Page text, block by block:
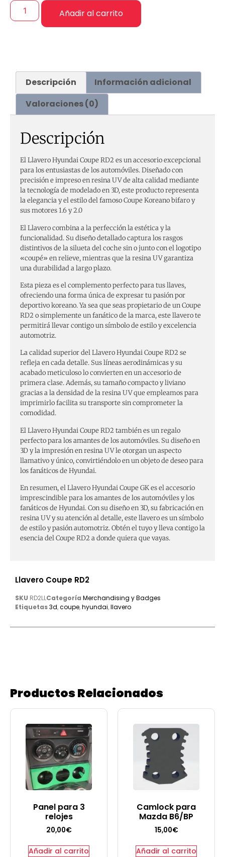
Añadir al carrito
Productos Relacionados
Panel para 3
relojes
20,00€
Añadir al carrito
Camlock para
Mazda B6/BP
15,00€
Añadir al carrito
Descripción
Información adicional
Valoraciones (0)
Descripción
El Llavero Hyundai Coupe RD2 es un accesorio excepcional
para los entusiastas de los automóviles. Diseñado con
precisión e impreso en resina UV de alta calidad mediante
la tecnología de modelado en 3D, este producto representa
la elegancia y el estilo del famoso Coupe Koreano bifaro y
sus motores 1.6 y 2.0
El Llavero combina a la perfección la estética y la
funcionalidad. Su diseño detallado captura los rasgos
distintivos de la silueta del coche sin o junto con el logotipo
«coupé» en relieve, mientras que la resina UV garantiza
una durabilidad a largo plazo.
Esta pieza es el complemento perfecto para tus llaves,
ofreciendo una forma única de expresar tu pasión por
deportivo koreano. Ya sea que seas propietario de un Coupe
RD2 o simplemente un fanático de la marca, este llavero te
permitirá llevar contigo un símbolo de estilo y excelencia
automotriz.
La calidad superior del Llavero Hyundai Coupe RD2 se
refleja en cada detalle. Sus líneas aerodinámicas y su
acabado meticuloso lo convierten en un accesorio de
primera clase. Además, su tamaño compacto y liviano
gracias a la densidad de la resina UV que empleamos para
imprimirlo facilita su transporte sin comprometer la
comodidad.
El Llavero Hyundai Coupe RD2 también es un regalo
perfecto para los amantes de los automóviles. Su diseño en
3D y la impresión en resina UV le otorgan un aspecto
llamativo y único, convirtiéndolo en un objeto de deseo para
los fanáticos de Hyundai.
En resumen, el Llavero Hyundai Coupe GK es el accesorio
imprescindible para los amantes de los automóviles y los
fanáticos de Hyundai. Con su diseño en 3D, su fabricación en
resina UV y su atención al detalle, este llavero es un símbolo
de estilo y pasión automotriz. Obtén el tuyo y lleva contigo la
esencia del Coupe RD2 a donde quiera que vayas.
Llavero Coupe RD2
SKU RD2LLCategoría Merchandising y Badges
Etiquetas3d,coupe,hyundai,llavero